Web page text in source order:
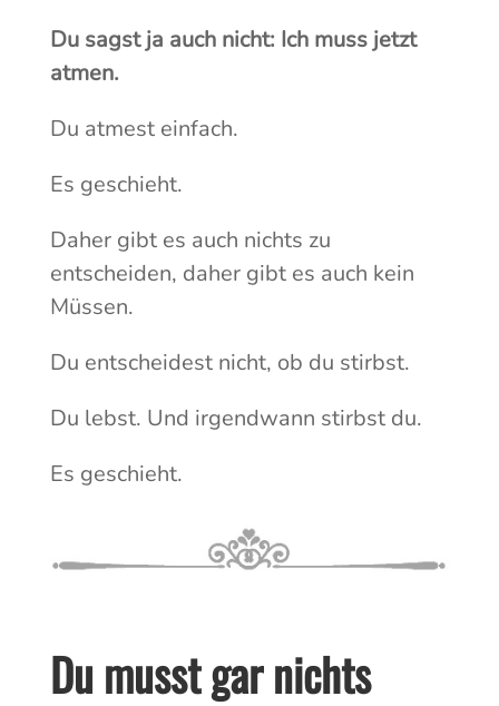
Du sagst ja auch nicht: Ich muss jetzt
atmen.
Du atmest einfach.
Es geschieht.
Daher gibt es auch nichts zu
entscheiden, daher gibt es auch kein
Müssen.
Du entscheidest nicht, ob du stirbst.
Du lebst. Und irgendwann stirbst du.
Es geschieht.
Du musst gar nichts